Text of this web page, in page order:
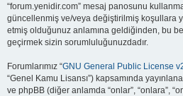
“forum.yenidir.com” mesaj panosunu
güncellenmiş ve/veya değiştirilmiş koşullara
etmiş olduğunuz anlamına geldiğinden, bu
geçirmek sizin sorumluluğunuzdadır.
Forumlarımız “GNU General Public License
“Genel Kamu Lisansı”) kapsamında
ve phpBB (diğer anlamda “onlar”, “onlara”,